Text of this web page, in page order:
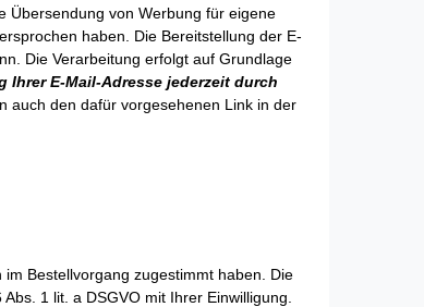
Übersendung von Werbung für eigene
haben. Die Bereitstellung der E-
Die Verarbeitung erfolgt auf Grundlage
Ihrer E-Mail-Adresse jederzeit durch
auch den dafür vorgesehenen Link in der
Bestellvorgang zugestimmt haben. Die
1 lit. a DSGVO mit Ihrer Einwilligung.